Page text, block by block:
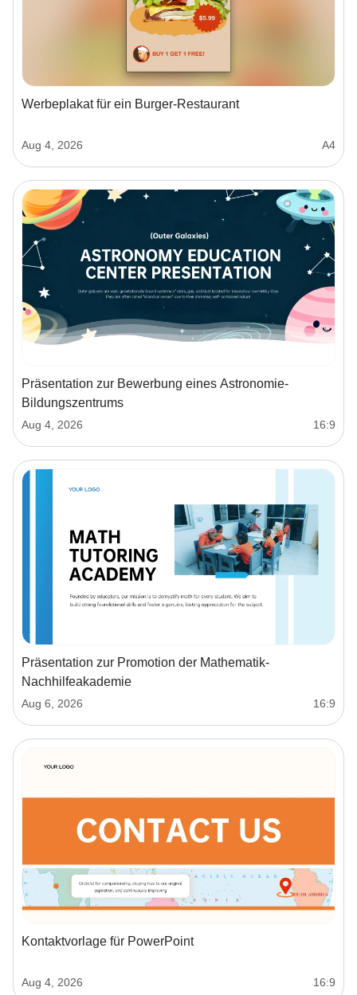
Werbeplakat für ein Burger-Restaurant
Aug 4, 2026 A4
Präsentation zur Bewerbung eines Astronomie-
Bildungszentrums
Aug 4, 2026 16:9
Präsentation zur Promotion der Mathematik-
Nachhilfeakademie
Aug 6, 2026 16:9
Kontaktvorlage für PowerPoint
Aug 4, 2026 16:9